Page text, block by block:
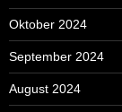
Oktober 2024
September 2024
August 2024